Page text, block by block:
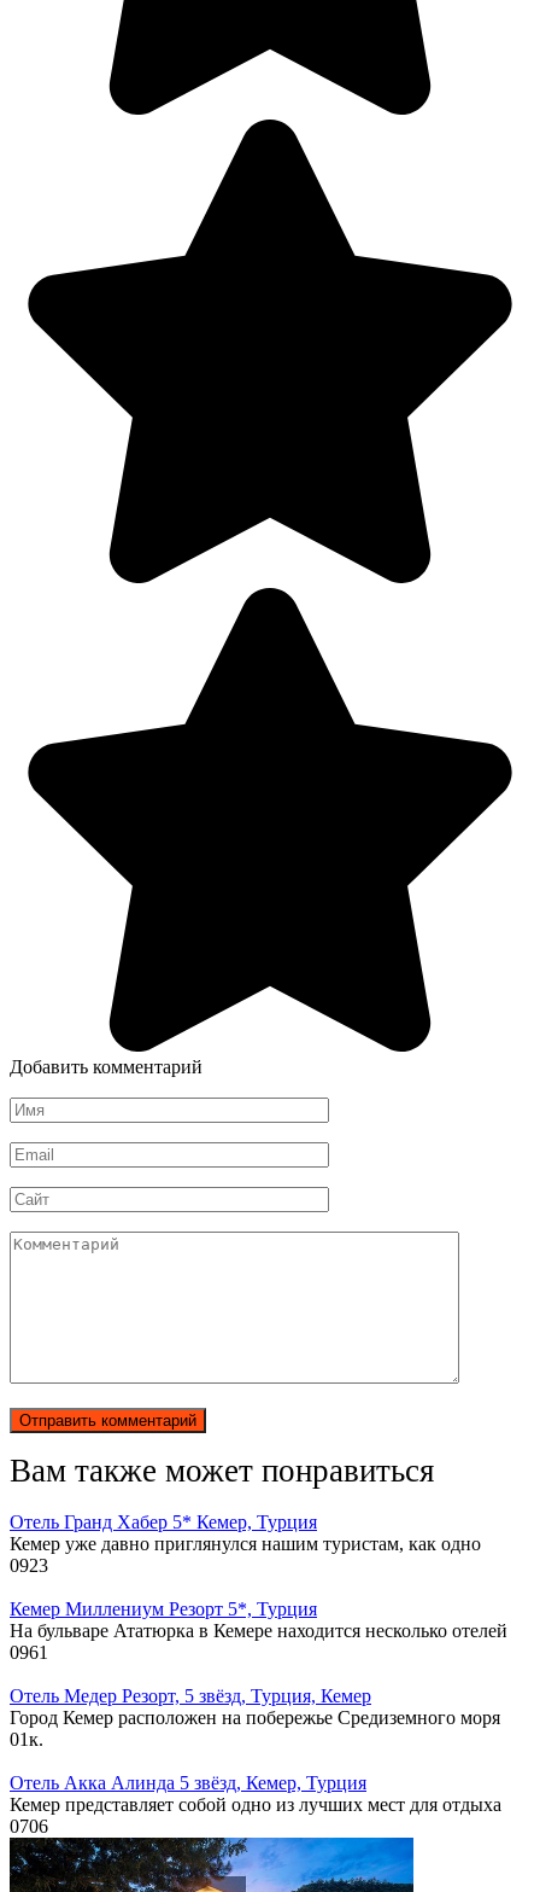
Добавить комментарий
Имя
*
Email
*
Сайт
Комментарий
Вам также может понравиться
Отель Гранд Хабер 5* Кемер, Турция
Кемер уже давно приглянулся нашим туристам, как одно
0923
Кемер Миллениум Резорт 5*, Турция
На бульваре Ататюрка в Кемере находится несколько отелей
0961
Отель Медер Резорт, 5 звёзд, Турция, Кемер
Город Кемер расположен на побережье Средиземного моря
01к.
Отель Акка Алинда 5 звёзд, Кемер, Турция
Кемер представляет собой одно из лучших мест для отдыха
0706